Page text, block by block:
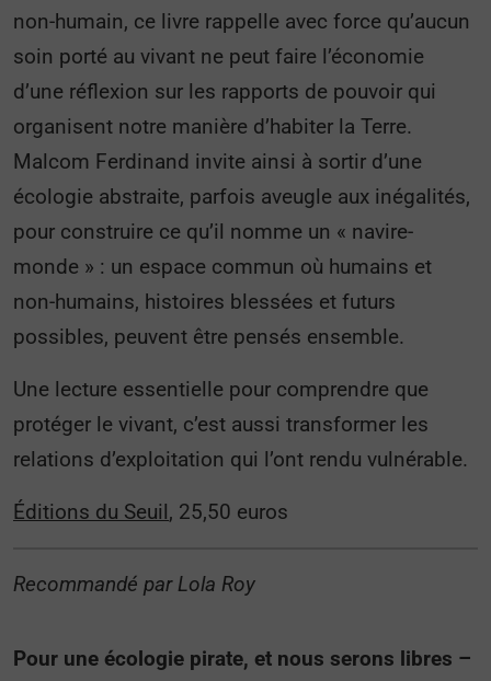
non-humain, ce livre rappelle avec force qu’aucun
soin porté au vivant ne peut faire l’économie
d’une réflexion sur les rapports de pouvoir qui
organisent notre manière d’habiter la Terre.
Malcom Ferdinand invite ainsi à sortir d’une
écologie abstraite, parfois aveugle aux inégalités,
pour construire ce qu’il nomme un « navire-
monde » : un espace commun où humains et
non-humains, histoires blessées et futurs
possibles, peuvent être pensés ensemble.
Une lecture essentielle pour comprendre que
protéger le vivant, c’est aussi transformer les
relations d’exploitation qui l’ont rendu vulnérable.
Éditions du Seuil, 25,50 euros
Recommandé par Lola Roy
Pour une écologie pirate, et nous serons libres –